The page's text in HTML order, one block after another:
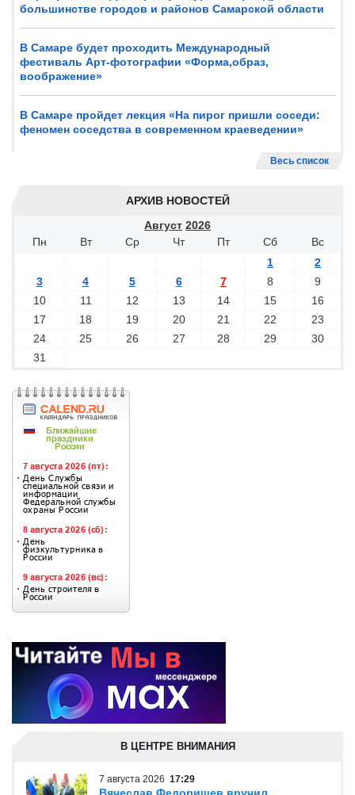
большинстве городов и районов Самарской области
В Самаре будет проходить Международный
фестиваль Арт-фотографии «Форма,образ,
воображение»
В Самаре пройдет лекция «На пирог пришли соседи:
феномен соседства в современном краеведении»
Весь список
АРХИВ НОВОСТЕЙ
Август 2026
Пн
Вт Ср Чт Пт Сб
Вс
1
2
3
4 5 6 7 8
9
10
11 12 13 14 15
16
17
18 19 20 21 22
23
24
25 26 27 28 29
30
31
В ЦЕНТРЕ ВНИМАНИЯ
7 августа 2026 17:29